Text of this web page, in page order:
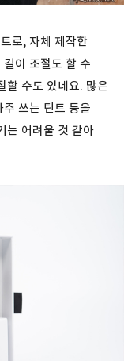
로, 자체 제작한
이 조절도 할 수
할 수도 있네요. 많은
쓰는 틴트 등을
는 어려울 것 같아